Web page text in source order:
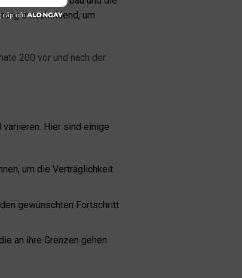
entscheidend, um
200 vor und nach der
variieren. Hier sind einige
um die Verträglichkeit
gewünschten Fortschritt
an ihre Grenzen gehen